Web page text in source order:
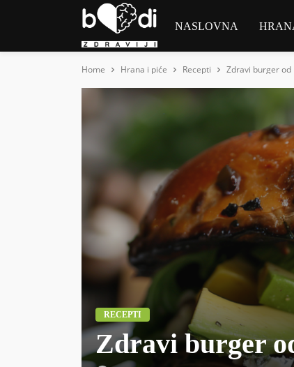
NASLOVNA
Home Hrana i piće Recepti Zdravi burger od
RECEPTI
Zdravi burger